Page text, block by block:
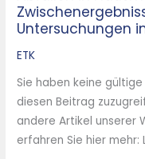
Untersuchungen
ETK
Sie haben keine
diesen Beitrag
andere Artikel unserer
erfahren Sie hier mehr:
Carbonfaserhaltigen
Abfällen
in
–
Zwischenergebnisse
aus